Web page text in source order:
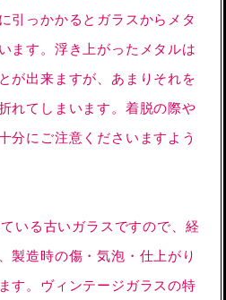
引っかかるとガラスからメタ
ます。浮き上がったメタルは
が出来ますが、あまりそれを
れてしまいます。着脱の際や
分にご注意くださいますよう
いる古いガラスですので、経
製造時の傷・気泡・仕上がり
す。ヴィンテージガラスの特